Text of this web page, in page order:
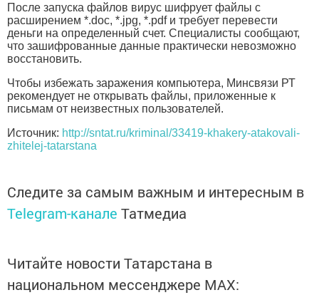
После запуска файлов вирус шифрует файлы с
расширением *.doc, *.jpg, *.pdf и требует перевести
деньги на определенный счет. Специалисты сообщают,
что зашифрованные данные практически невозможно
восстановить.
Чтобы избежать заражения компьютера, Минсвязи РТ
рекомендует не открывать файлы, приложенные к
письмам от неизвестных пользователей.
Источник: http://sntat.ru/kriminal/33419-khakery-atakovali-
zhitelej-tatarstana
Следите за самым важным и интересным в
Telegram-канале Татмедиа
Читайте новости Татарстана в
национальном мессенджере MАХ: